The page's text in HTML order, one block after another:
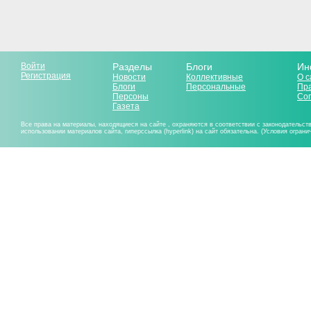
Войти
Регистрация
Разделы
Новости
Блоги
Персоны
Газета
Блоги
Коллективные
Персональные
О
Все права на материалы, находящиеся на сайте , охраняются в соответствии с
использовании материалов сайта, гиперссылка (hyperlink) на сайт обязательна. (Условия